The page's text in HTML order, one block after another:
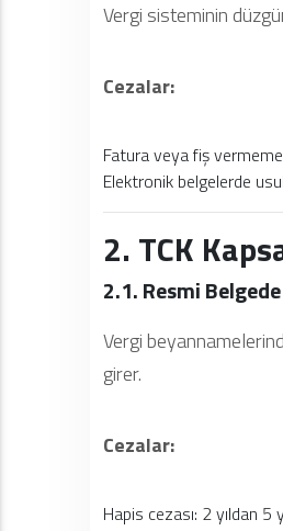
Vergi sisteminin
Cezalar:
Fatura veya fiş
Elektronik belgelerde
2. TCK
2.1. Resmi
Vergi
girer.
Cezalar:
Hapis cezası: 2 yıldan 5